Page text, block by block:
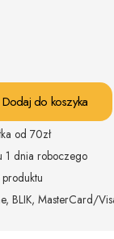
Dodaj do koszyka
od 70zł
1 dnia roboczego
BLIK, MasterCard/